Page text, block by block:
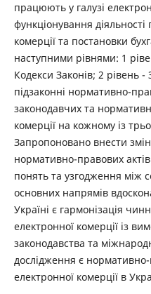
працюють у галузі
функціонування
комерції та постановки
наступними рівнями: 1
Кодекси Законів; 2 рівень
підзаконні нормативно-
законодавчих та
комерції на кожному із
Запропоновано внести
нормативно-правових актів
понять та узгодження між
основних напрямів
Україні є гармонізація
електронної комерції із
законодавства та
дослідження є
електронної комерції в